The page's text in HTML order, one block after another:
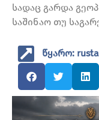
სადაც გარდა
საშინაო თუ
წყარო: